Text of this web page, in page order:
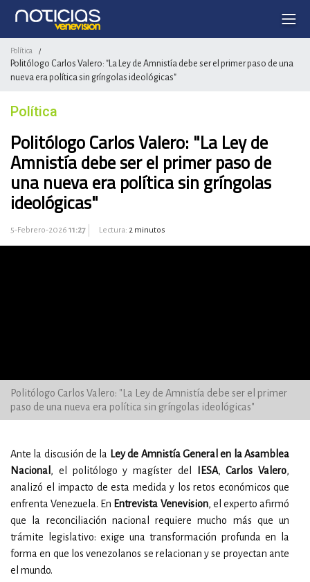
Política /
Politólogo Carlos Valero: "La Ley de Amnistía debe ser el primer paso de una
nueva era política sin gríngolas ideológicas"
Política
Politólogo Carlos Valero: "La Ley de
Amnistía debe ser el primer paso de
una nueva era política sin gríngolas
ideológicas"
5-Febrero-2026 11:27 Lectura: 2 minutos
Politólogo Carlos Valero: "La Ley de Amnistía debe ser el primer
paso de una nueva era política sin gríngolas ideológicas"
Ante la discusión de la Ley de Amnistía General en la Asamblea
Nacional , el politólogo y magíster del IESA,Carlos Valero,
analizó el impacto de esta medida y los retos económicos que
enfrenta Venezuela. En Entrevista Venevision, el experto afirmó
que la reconciliación nacional requiere mucho más que un
trámite legislativo: exige una transformación profunda en la
forma en que los venezolanos se relacionan y se proyectan ante
el mundo.